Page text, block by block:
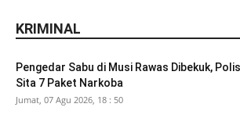
KRIMINAL
Pengedar Sabu di Musi Rawas Dibekuk,
Sita 7 Paket Narkoba
Jumat, 07 Agu 2026, 18 : 50